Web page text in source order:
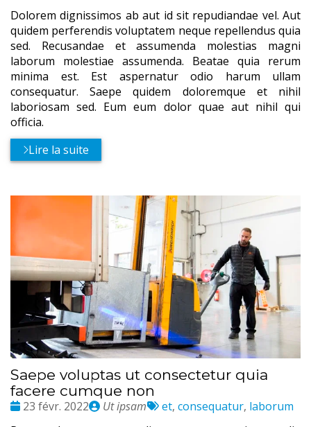
Dolorem dignissimos ab aut id sit repudiandae vel. Aut
quidem perferendis voluptatem neque repellendus quia
sed. Recusandae et assumenda molestias magni
laborum molestiae assumenda. Beatae quia rerum
minima est. Est aspernatur odio harum ullam
consequatur. Saepe quidem doloremque et nihil
laboriosam sed. Eum eum dolor quae aut nihil qui
officia.
Lire la suite
Saepe voluptas ut consectetur quia
facere cumque non
Date
23 févr. 2022
Publié
Ut ipsam
Tags
et, consequatur, laborum